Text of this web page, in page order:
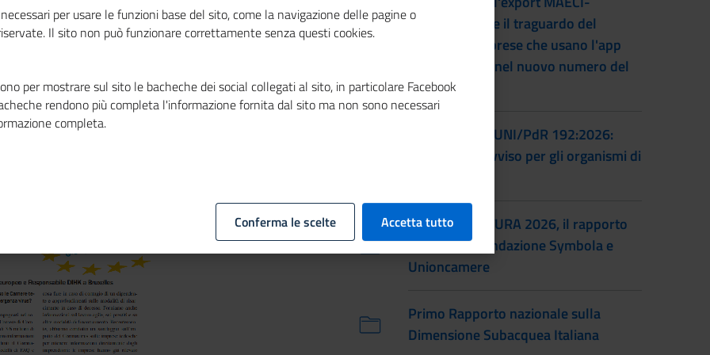
nel
Unioncamere e il traguardo del
numero di imprese che usano l'app
Impresa Italia nel nuovo numero del
magazine
Certificazione UNI/PdR 192:2026:
pubblicato l'avviso per gli organismi di
IO SONO CULTURA 2026, il rapporto
annuale di Fondazione Symbola e
Unioncamere
Primo Rapporto nazionale sulla
Dimensione Subacquea Italiana
per usare le funzioni base del sito, come la navigazione delle pagine o
Il sito non può funzionare correttamente senza questi cookies.
per mostrare sul sito le bacheche dei social collegati al sito, in particolare Facebook
rendono più completa l'informazione fornita dal sito ma non sono necessari
completa.
Conferma le scelte Accetta tutto